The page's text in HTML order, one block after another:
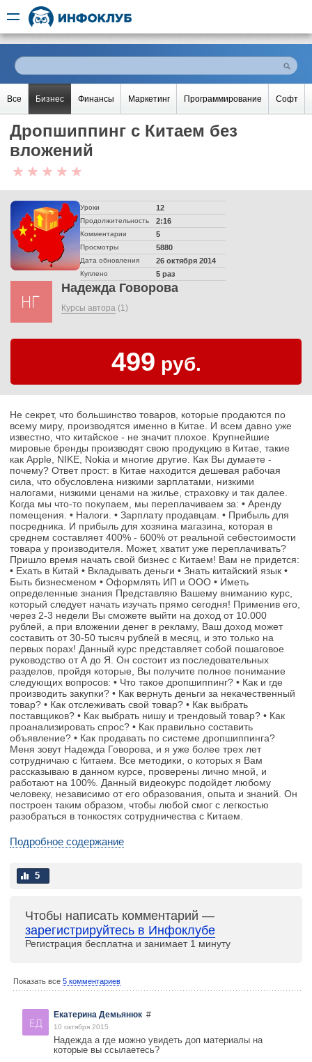
Все Бизнес Финансы Маркетинг Программирование Софт
Дропшиппинг с Китаем без
вложений
Уроки 12
Продолжительность 2:16
Комментарии 5
Просмотры 5880
Дата обновления 26 октября 2014
Куплено 5 раз
Надежда Говорова
Курсы автора (1)
499 руб.
Не секрет, что большинство товаров, которые продаются по
всему миру, производятся именно в Китае. И всем давно уже
известно, что китайское - не значит плохое. Крупнейшие
мировые бренды производят свою продукцию в Китае, такие
как Apple, NIKE, Nokia и многие другие. Как Вы думаете -
почему? Ответ прост: в Китае находится дешевая рабочая
сила, что обусловлена низкими зарплатами, низкими
налогами, низкими ценами на жилье, страховку и так далее.
Когда мы что-то покупаем, мы переплачиваем за: • Аренду
помещения. • Налоги. • Зарплату продавцам. • Прибыль для
посредника. И прибыль для хозяина магазина, которая в
среднем составляет 400% - 600% от реальной себестоимости
товара у производителя. Может, хватит уже переплачивать?
Пришло время начать свой бизнес с Китаем! Вам не придется:
• Ехать в Китай • Вкладывать деньги • Знать китайский язык •
Быть бизнесменом • Оформлять ИП и ООО • Иметь
определенные знания Представляю Вашему вниманию курс,
который следует начать изучать прямо сегодня! Применив его,
через 2-3 недели Вы сможете выйти на доход от 10.000
рублей, а при вложении денег в рекламу, Ваш доход может
составить от 30-50 тысяч рублей в месяц, и это только на
первых порах! Данный курс представляет собой пошаговое
руководство от А до Я. Он состоит из последовательных
разделов, пройдя которые, Вы получите полное понимание
следующих вопросов: • Что такое дропшиппинг? • Как и где
производить закупки? • Как вернуть деньги за некачественный
товар? • Как отслеживать свой товар? • Как выбрать
поставщиков? • Как выбрать нишу и трендовый товар? • Как
проанализировать спрос? • Как правильно составить
объявление? • Как продавать по системе дропшиппинга?
Меня зовут Надежда Говорова, и я уже более трех лет
сотрудничаю с Китаем. Все методики, о которых я Вам
рассказываю в данном курсе, проверены лично мной, и
работают на 100%. Данный видеокурс подойдет любому
человеку, независимо от его образования, опыта и знаний. Он
построен таким образом, чтобы любой смог с легкостью
разобраться в тонкостях сотрудничества с Китаем.
Подробное содержание
5
Чтобы написать комментарий —
зарегистрируйтесь в Инфоклубе
Регистрация бесплатна и занимает 1 минуту
Показать все 5 комментариев
Екатерина Демьянюк #
10 октября 2015
Надежда а где можно увидеть доп материалы на
которые вы ссылаетесь?